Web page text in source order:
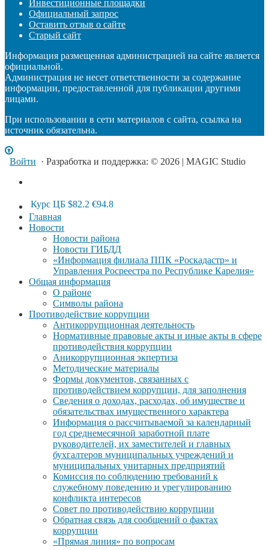
Инвестиционные площадки
Официальный запрос
Оставить отзыв о сайте
Старый сайт
Информация размещенная администрацией на сайте является
официальной.
Администрация не несет ответственности за содержание
информации, предоставленной для публикации другими
лицами.
При использовании в сети материалов с сайта, ссылка на
источник обязательна.
Войти · Разработка и поддержка: © 2026 | MAGIC Studio
Курс ЦБ $82.2 €94.8
Главная
Новости
Новости района
Новости ГИБДД
«Информация филиала ППК «Роскадастр» и
Управления Росреестра по Республике Карелия»
Общая информация
О районе
Символы района
Противодействие коррупции
Антикоррупционная деятельность
Нормативные правовые акты и иные акты в сфере
противодействия коррупции
Аникоррупционная экпертиза
Методические материалы
Формы документов, связанных с
противодействием коррупции, для заполнения
Сведения о доходах, расходах, об имуществе и
обязательствах имущественного характера
Информация о рассчитываемой за календарный
год среднемесячной заработной плате
руководителей, их заместителей и главных
бухгалтеров муниципальных учреждений и
муниципальных унитарных предприятий
Комиссия по соблюдению требований к
служебному поведению и урегулированию
конфликта интересов
Совет по противодействию коррупции
Обратная связь для сообщений о фактах
коррупции
«Прямая линия» по вопросам